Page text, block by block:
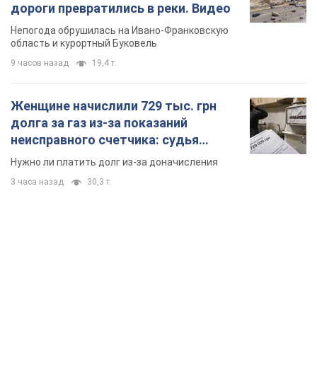
дороги превратились в реки. Видео
Непогода обрушилась на Ивано-Франковскую
область и курортный Буковель
9 часов назад 19,4 т.
Женщине начислили 729 тыс. грн
долга за газ из-за показаний
неисправного счетчика: судья
вынес неожиданное решение
Нужно ли платить долг из-за доначисления
3 часа назад 30,3 т.